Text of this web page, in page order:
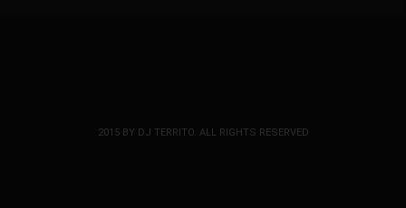
2015 BY DJ TERRITO. ALL RIGHTS RESERVED